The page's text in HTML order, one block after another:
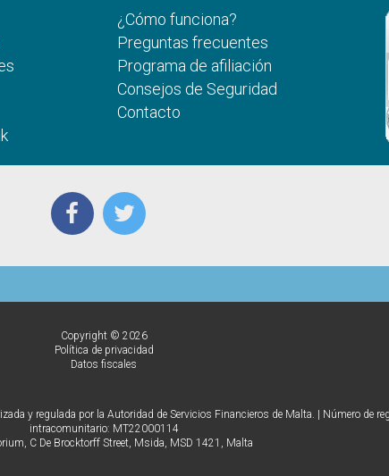
¿Cómo funciona?
Preguntas frecuentes
Programa de afiliación
Consejos de Seguridad
Contacto
Copyright © 2026
Política de privacidad
Datos fiscales
y regulada por la Autoridad de Servicios Financieros de Malta. | Número de
intracomunitario: MT22000114
C De Brocktorff Street, Msida, MSD 1421, Malta